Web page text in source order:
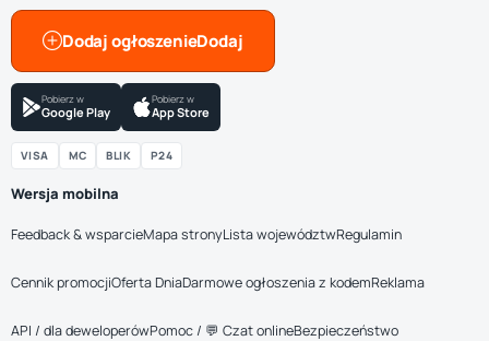
Dodaj ogłoszenie
Pobierz w
Google Play
Pobierz w
App Store
VISA MC BLIK P24
Wersja mobilna
Feedback & wsparcieMapa stronyLista województwRegulamin
Cennik promocjiOferta DniaDarmowe ogłoszenia z kodemReklama
API / dla deweloperówPomoc / 💬 Czat onlineBezpieczeństwo